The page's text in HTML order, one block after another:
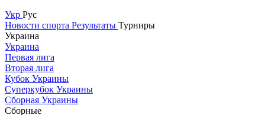
Укр Рус
Новости спорта Результаты Турниры
Украина
Украина
Первая лига
Вторая лига
Кубок Украины
Суперкубок Украины
Сборная Украины
Сборные